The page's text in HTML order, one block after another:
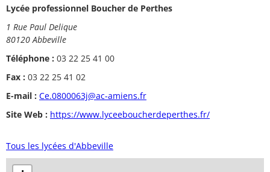
Lycée professionnel Boucher de Perthes
1 Rue Paul Delique
80120 Abbeville
Téléphone : 03 22 25 41 00
Fax : 03 22 25 41 02
E-mail : Ce.0800063j@ac-amiens.fr
Site Web : https://www.lyceeboucherdeperthes.fr/
Tous les lycées d'Abbeville